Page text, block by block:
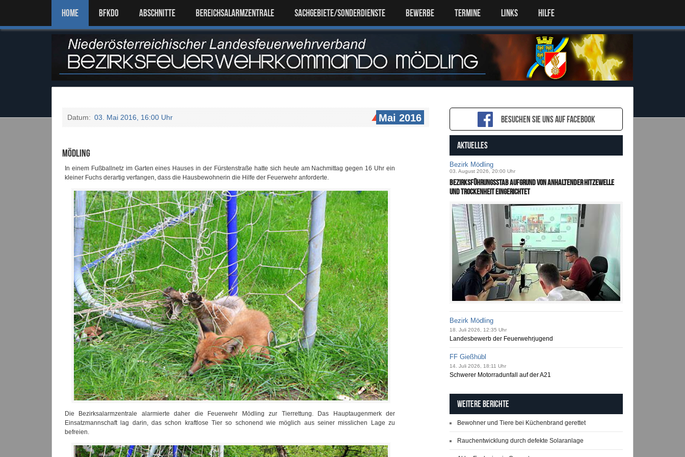
Home BFKDO ABSCHNITTE BEREICHSALARMZENTRALE SACHGEBIETE/SONDERDIENSTE Bewerbe TERMINE LINKS HILFE
Datum:03. Mai 2016, 16:00 Uhr Mai 2016
Mödling
In einem Fußballnetz im Garten eines Hauses in der Fürstenstraße hatte sich heute am Nachmittag gegen 16 Uhr ein
kleiner Fuchs derartig verfangen, dass die Hausbewohnerin die Hilfe der Feuerwehr anforderte.
Die Bezirksalarmzentrale alarmierte daher die Feuerwehr Mödling zur Tierrettung. Das Hauptaugenmerk der
Einsatzmannschaft lag darin, das schon kraftlose Tier so schonend wie möglich aus seiner misslichen Lage zu
befreien.
Besuchen sie uns auf Facebook
AKTUELLES
Bezirk Mödling
03. August 2026, 20:00 Uhr
Bezirksführungsstab aufgrund von anhaltender Hitzewelle
und Trockenheit eingerichtet
Bezirk Mödling
18. Juli 2026, 12:35 Uhr
Landesbewerb der Feuerwehrjugend
FF Gießhübl
14. Juli 2026, 18:11 Uhr
Schwerer Motorradunfall auf der A21
Weitere Berichte
Bewohner und Tiere bei Küchenbrand gerettet
Rauchentwicklung durch defekte Solaranlage